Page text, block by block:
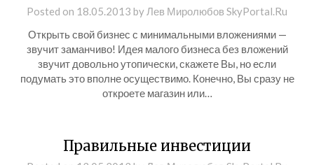
Posted on 18.05.2013 by Лев Миролюбов SkyPortal.Ru
Открыть свой бизнес с минимальными вложениями —
звучит заманчиво! Идея малого бизнеса без вложений
звучит довольно утопически, скажете Вы, но если
подумать это вполне осуществимо. Конечно, Вы сразу не
откроете магазин или…
Правильные инвестиции